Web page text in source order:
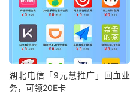
湖北电信「9元慧推广」回血业
务，可领20E卡